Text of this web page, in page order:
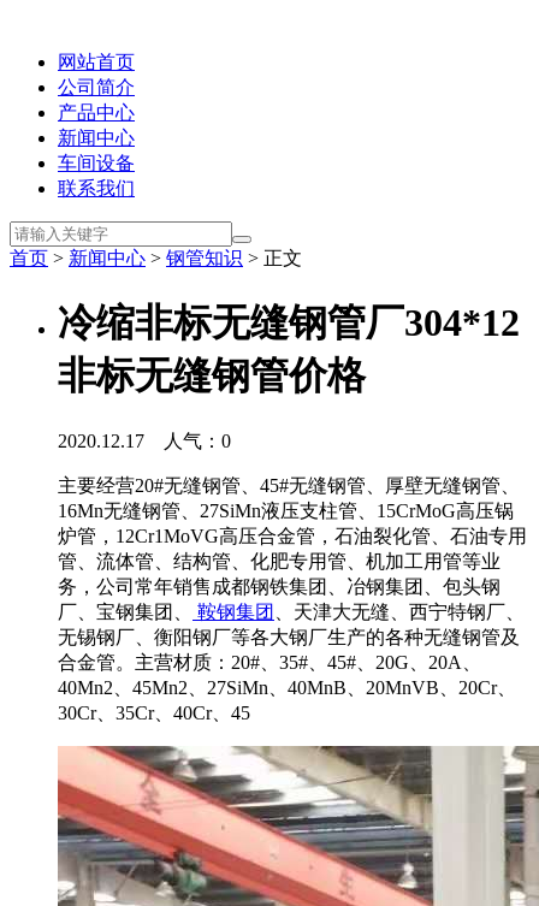
网站首页
公司简介
产品中心
新闻中心
车间设备
联系我们
首页 > 新闻中心 > 钢管知识 > 正文
冷缩非标无缝钢管厂304*12
非标无缝钢管价格
2020.12.17 人气： 0
主要经营20#无缝钢管、45#无缝钢管、厚壁无缝钢管、
16Mn无缝钢管、27SiMn液压支柱管、15CrMoG高压锅
炉管，12Cr1MoVG高压合金管，石油裂化管、石油专用
管、流体管、结构管、化肥专用管、机加工用管等业
务，公司常年销售成都钢铁集团、冶钢集团、包头钢
厂、宝钢集团、
鞍钢集团
、天津大无缝、西宁特钢厂、
无锡钢厂、衡阳钢厂等各大钢厂生产的各种无缝钢管及
合金管。主营材质：20#、35#、45#、20G、20A、
40Mn2、45Mn2、27SiMn、40MnB、20MnVB、20Cr、
30Cr、35Cr、40Cr、45